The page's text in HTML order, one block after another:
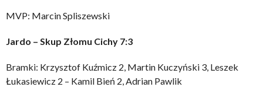
MVP: Marcin Spliszewski
Jardo – Skup Złomu Cichy 7:3
Bramki: Krzysztof Kuźmicz 2, Martin Kuczyński 3, Leszek
Łukasiewicz 2 – Kamil Bień 2, Adrian Pawlik